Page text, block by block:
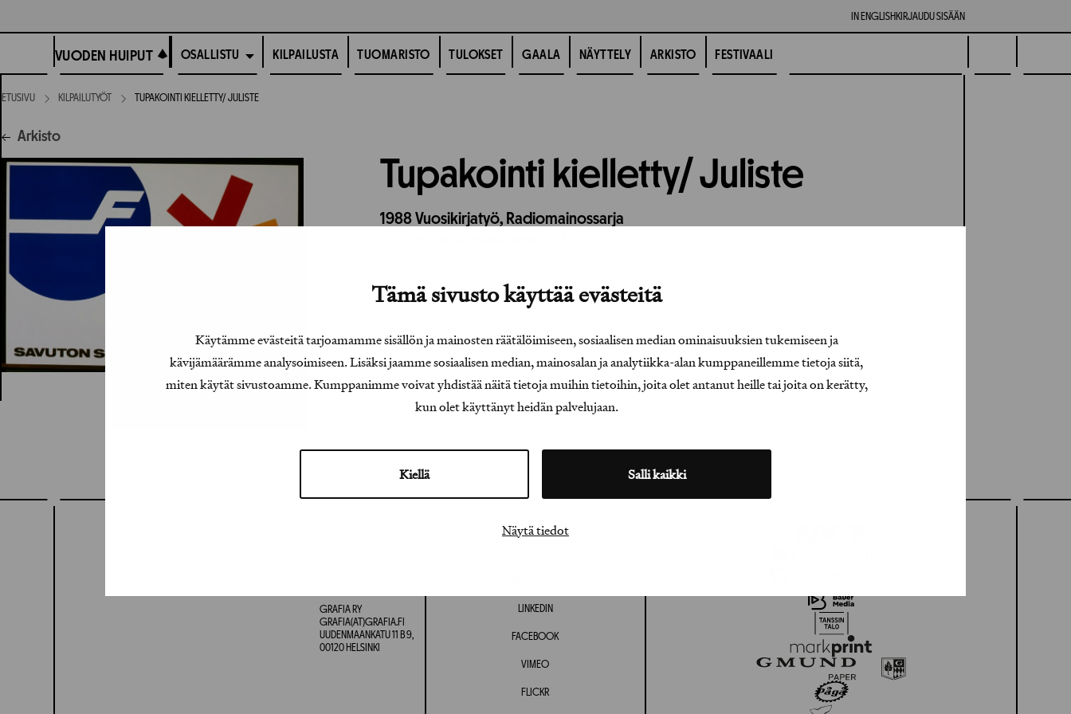
Tämä sivusto käyttää evästeitä
Käytämme evästeitä tarjoamamme sisällön ja mainosten räätälöimiseen, sosiaalisen median ominaisuuksien tukemiseen ja
kävijämäärämme analysoimiseen. Lisäksi jaamme sosiaalisen median, mainosalan ja analytiikka-alan kumppaneillemme tietoja siitä,
miten käytät sivustoamme. Kumppanimme voivat yhdistää näitä tietoja muihin tietoihin, joita olet antanut heille tai joita on kerätty,
kun olet käyttänyt heidän palvelujaan.
Kiellä Salli kaikki
Näytä tiedot
suoraan
IN ENGLISH KIRJAUDU SISÄÄN
VUODEN HUIPUT
VUODEN HUIPUT OSALLISTU KILPAILUSTA TUOMARISTO TULOKSET GAALA NÄYTTELY ARKISTO FESTIVAALI
ETUSIVU KILPAILUTYÖT TUPAKOINTI KIELLETTY/ JULISTE
Arkisto
Tupakointi kielletty/ Juliste
1988 Vuosikirjatyö, Radiomainossarja
GRAFIA RY
GRAFIA(AT)GRAFIA.FI
UUDENMAANKATU 11 B 9,
00120 HELSINKI
LINKEDIN
FACEBOOK
VIMEO
FLICKR